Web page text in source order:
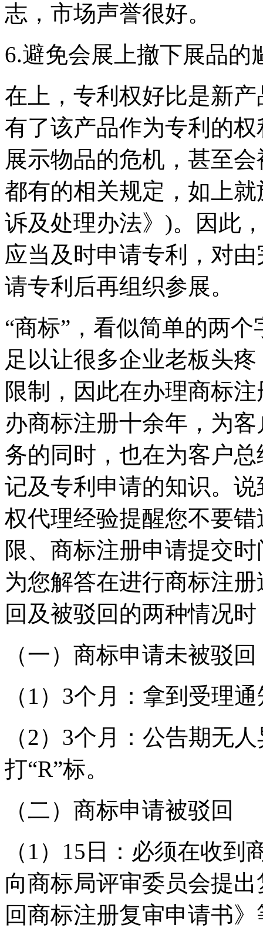
志，市场声誉很好。
6.避免会展上撤下展品的
在上，专利权好比是新产
有了该产品作为专利的
展示物品的危机，甚至
都有的相关规定，如上
诉及处理办法》)。因此
应当及时申请专利，对
请专利后再组织参展。
“商标”，看似简单的两
足以让很多企业老板头
限制，因此在办理商标
办商标注册十余年，为
务的同时，也在为客户
记及专利申请的知识。
权代理经验提醒您不要
限、商标注册申请提交
为您解答在进行商标注
回及被驳回的两种情况
（一）商标申请未被驳回
（1）3个月：拿到受理
（2）3个月：公告期无
打“R”标。
（二）商标申请被驳回
（1）15日：必须在收
向商标局评审委员会提
回商标注册复审申请书